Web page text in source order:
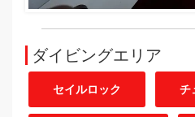
ダイビングエリア
セイルロック チ